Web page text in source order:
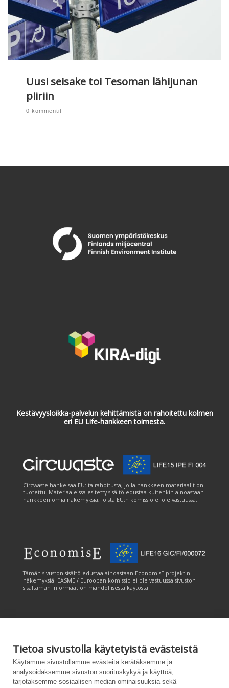
Tietoa sivustolla käytetyistä evästeistä
Käytämme sivustollamme evästeitä kerätäksemme ja
analysoidaksemme sivuston suorituskykyä ja käyttöä,
tarjotaksemme sosiaalisen median ominaisuuksia sekä
Uusi seisake toi Tesoman lähijunan
piiriin
0 kommentit
Kestävyysloikka-palvelun kehittämistä on rahoitettu kolmen
eri EU Life-hankkeen toimesta.
Circwaste-hanke saa EU:lta rahoitusta, jolla hankkeen materiaalit on
tuotettu. Materiaaleissa esitetty sisältö edustaa kuitenkin ainoastaan
hankkeen omia näkemyksiä, joista EU:n komissio ei ole vastuussa.
Tämän sivuston sisältö edustaa ainoastaan EconomisE-projektin
näkemyksiä. EASME / Euroopan komissio ei ole vastuussa sivuston
sisältämän informaation mahdollisesta käytöstä.
Tämän sivuston tuottamiseen on saatu rahoitusta Euroopan unionin
LIFE-ohjelmasta. Tämän sivuston sisältö edustaa ainoastaan
CANEMURE-hankkeen näkemyksiä ja EASME/EU:n komissio ei ole
vastuussa sivuston sisältämän informaation mahdollisesta käytöstä.